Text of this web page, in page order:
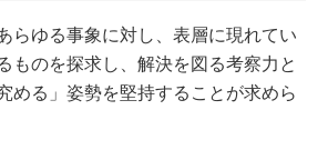
らゆる事象に対し、表層に現れてい
ものを探求し、解決を図る考察力と
める」姿勢を堅持することが求めら